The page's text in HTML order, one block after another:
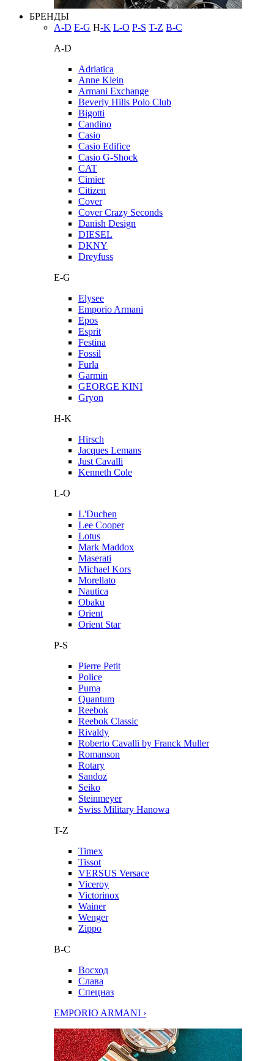
БРЕНДЫ
A-D E-G H-K L-O P-S T-Z В-С
A-D
Adriatica
Anne Klein
Armani Exchange
Beverly Hills Polo Club
Bigotti
Candino
Casio
Casio Edifice
Casio G-Shock
CAT
Cimier
Citizen
Cover
Cover Crazy Seconds
Danish Design
DIESEL
DKNY
Dreyfuss
E-G
Elysee
Emporio Armani
Epos
Esprit
Festina
Fossil
Furla
Garmin
GEORGE KINI
Gryon
H-K
Hirsch
Jacques Lemans
Just Cavalli
Kenneth Cole
L-O
L'Duchen
Lee Cooper
Lotus
Mark Maddox
Maserati
Michael Kors
Morellato
Nautica
Obaku
Orient
Orient Star
P-S
Pierre Petit
Police
Puma
Quantum
Reebok
Reebok Classic
Rivaldy
Roberto Cavalli by Franck Muller
Romanson
Rotary
Sandoz
Seiko
Steinmeyer
Swiss Military Hanowa
T-Z
Timex
Tissot
VERSUS Versace
Viceroy
Victorinox
Wainer
Wenger
Zippo
В-С
Восход
Слава
Спецназ
EMPORIO ARMANI ›